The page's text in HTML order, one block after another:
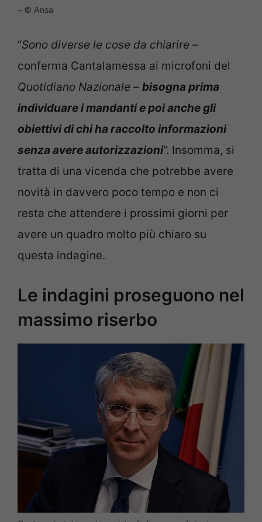
– © Ansa
“Sono diverse le cose da chiarire –
conferma Cantalamessa ai microfoni del
Quotidiano Nazionale – bisogna prima
individuare i mandanti e poi anche gli
obiettivi di chi ha raccolto informazioni
senza avere autorizzazioni“. Insomma, si
tratta di una vicenda che potrebbe avere
novità in davvero poco tempo e non ci
resta che attendere i prossimi giorni per
avere un quadro molto più chiaro su
questa indagine.
Le indagini proseguono nel
massimo riserbo